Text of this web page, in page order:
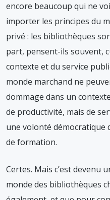
encore beaucoup qui ne
importer les principes du
privé : les bibliothèques
part, pensent-ils souvent,
contexte et du service
monde marchand ne
dommage dans un
de productivité, mais de
une volonté démocratique
de formation.
Certes. Mais c’est devenu
monde des bibliothèques